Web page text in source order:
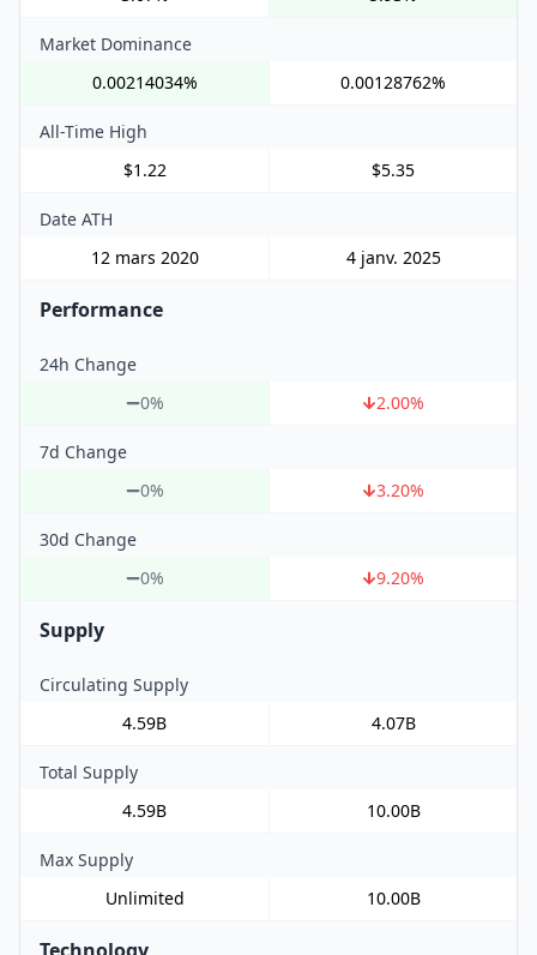
Market Dominance
0.00214034%
0.00128762%
All-Time High
$1.22
$5.35
Date ATH
12 mars 2020
4 janv. 2025
Performance
24h Change
0%
2.00%
7d Change
0%
3.20%
30d Change
0%
9.20%
Supply
Circulating Supply
4.59B
4.07B
Total Supply
4.59B
10.00B
Max Supply
Unlimited
10.00B
Technology